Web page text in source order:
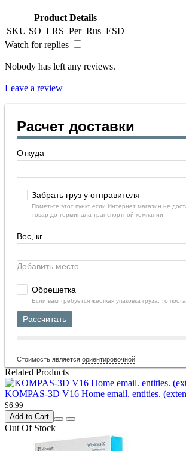
Product Details
SKU SO_LRS_Per_Rus_ESD
Watch for replies
Nobody has left any reviews.
Leave a review
Расчет доставки
Откуда
Забрать груз у отправителя
Пометьте этот пункт если Интернет магазин не
товар до терминала транспортной компании.
Вес, кг
Добавить место
Обрешетка
Если вам требуется жесткая упаковка груза, то
Рассчитать
Стоимость является ориентировочной
Related Products
KOMPAS-3D V16 Home email. entities.
$6.99
Add to Cart
Out Of Stock